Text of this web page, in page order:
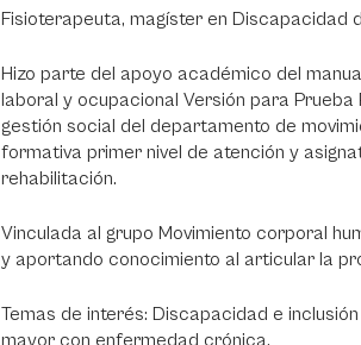
Fisioterapeuta, magíster en Discapacidad
Hizo parte del apoyo académico del
laboral y ocupacional Versión para
gestión social del departamento de
formativa primer nivel de atención y
rehabilitación.
Vinculada al grupo Movimiento corporal
y aportando conocimiento al articular la
Temas de interés: Discapacidad e
mayor con enfermedad crónica.